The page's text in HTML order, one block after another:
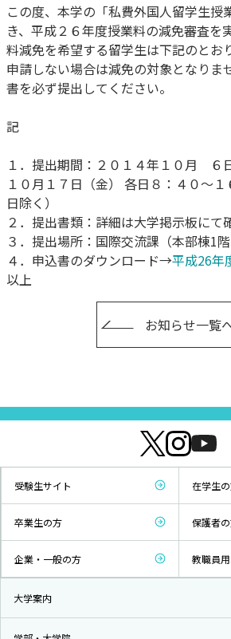
この度、本学の「私費外国人留学生授
き、平成２６年度授業料の減免審査を
料減免を希望する留学生は下記のとお
申請しない場合は減免の対象となりま
書を必ず提出してください。
記
１．提出期間：２０１４年１０月 ６
１０月１７日（金） 各日８：４０～１
日除く）
２．提出書類：詳細は大学掲示板にて
３．提出場所：国際交流課（本部棟1階
４．申込書のダウンロード→平成26年
以上
お知らせ一覧
受験生サイト 在学生
卒業生の方 保護者
企業・一般の方 教職員
大学案内